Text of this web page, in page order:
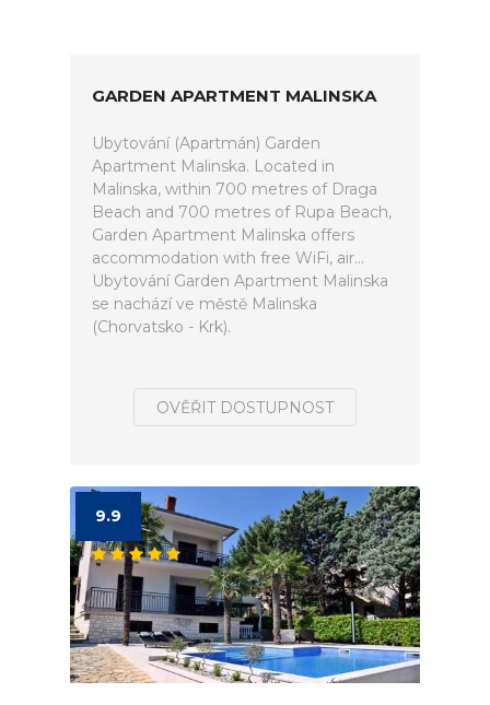
GARDEN APARTMENT MALINSKA
Ubytování (Apartmán) Garden
Apartment Malinska. Located in
Malinska, within 700 metres of Draga
Beach and 700 metres of Rupa Beach,
Garden Apartment Malinska offers
accommodation with free WiFi, air...
Ubytování Garden Apartment Malinska
se nachází ve městě Malinska
(Chorvatsko - Krk).
OVĚŘIT DOSTUPNOST
9.9